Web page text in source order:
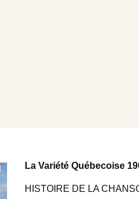
La Variété Québecoise
HISTOIRE DE LA